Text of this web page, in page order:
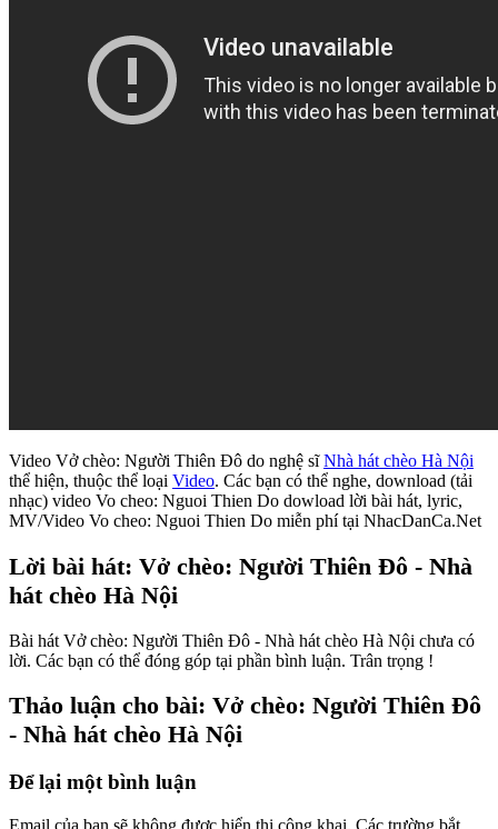
Video Vở chèo: Người Thiên Đô do nghệ sĩNhà hát chèo Hà Nội
thể hiện, thuộc thể loại Video. Các bạn có thể nghe, download (tải
nhạc) video Vo cheo: Nguoi Thien Do dowload lời bài hát, lyric,
MV/Video Vo cheo: Nguoi Thien Do miễn phí tại NhacDanCa.Net
Lời bài hát: Vở chèo: Người Thiên Đô - Nhà
hát chèo Hà Nội
Bài hát Vở chèo: Người Thiên Đô - Nhà hát chèo Hà Nội chưa có
lời. Các bạn có thể đóng góp tại phần bình luận. Trân trọng !
Thảo luận cho bài: Vở chèo: Người Thiên Đô
- Nhà hát chèo Hà Nội
Để lại một bình luận
Email của bạn sẽ không được hiển thị công khai. Các trường bắt